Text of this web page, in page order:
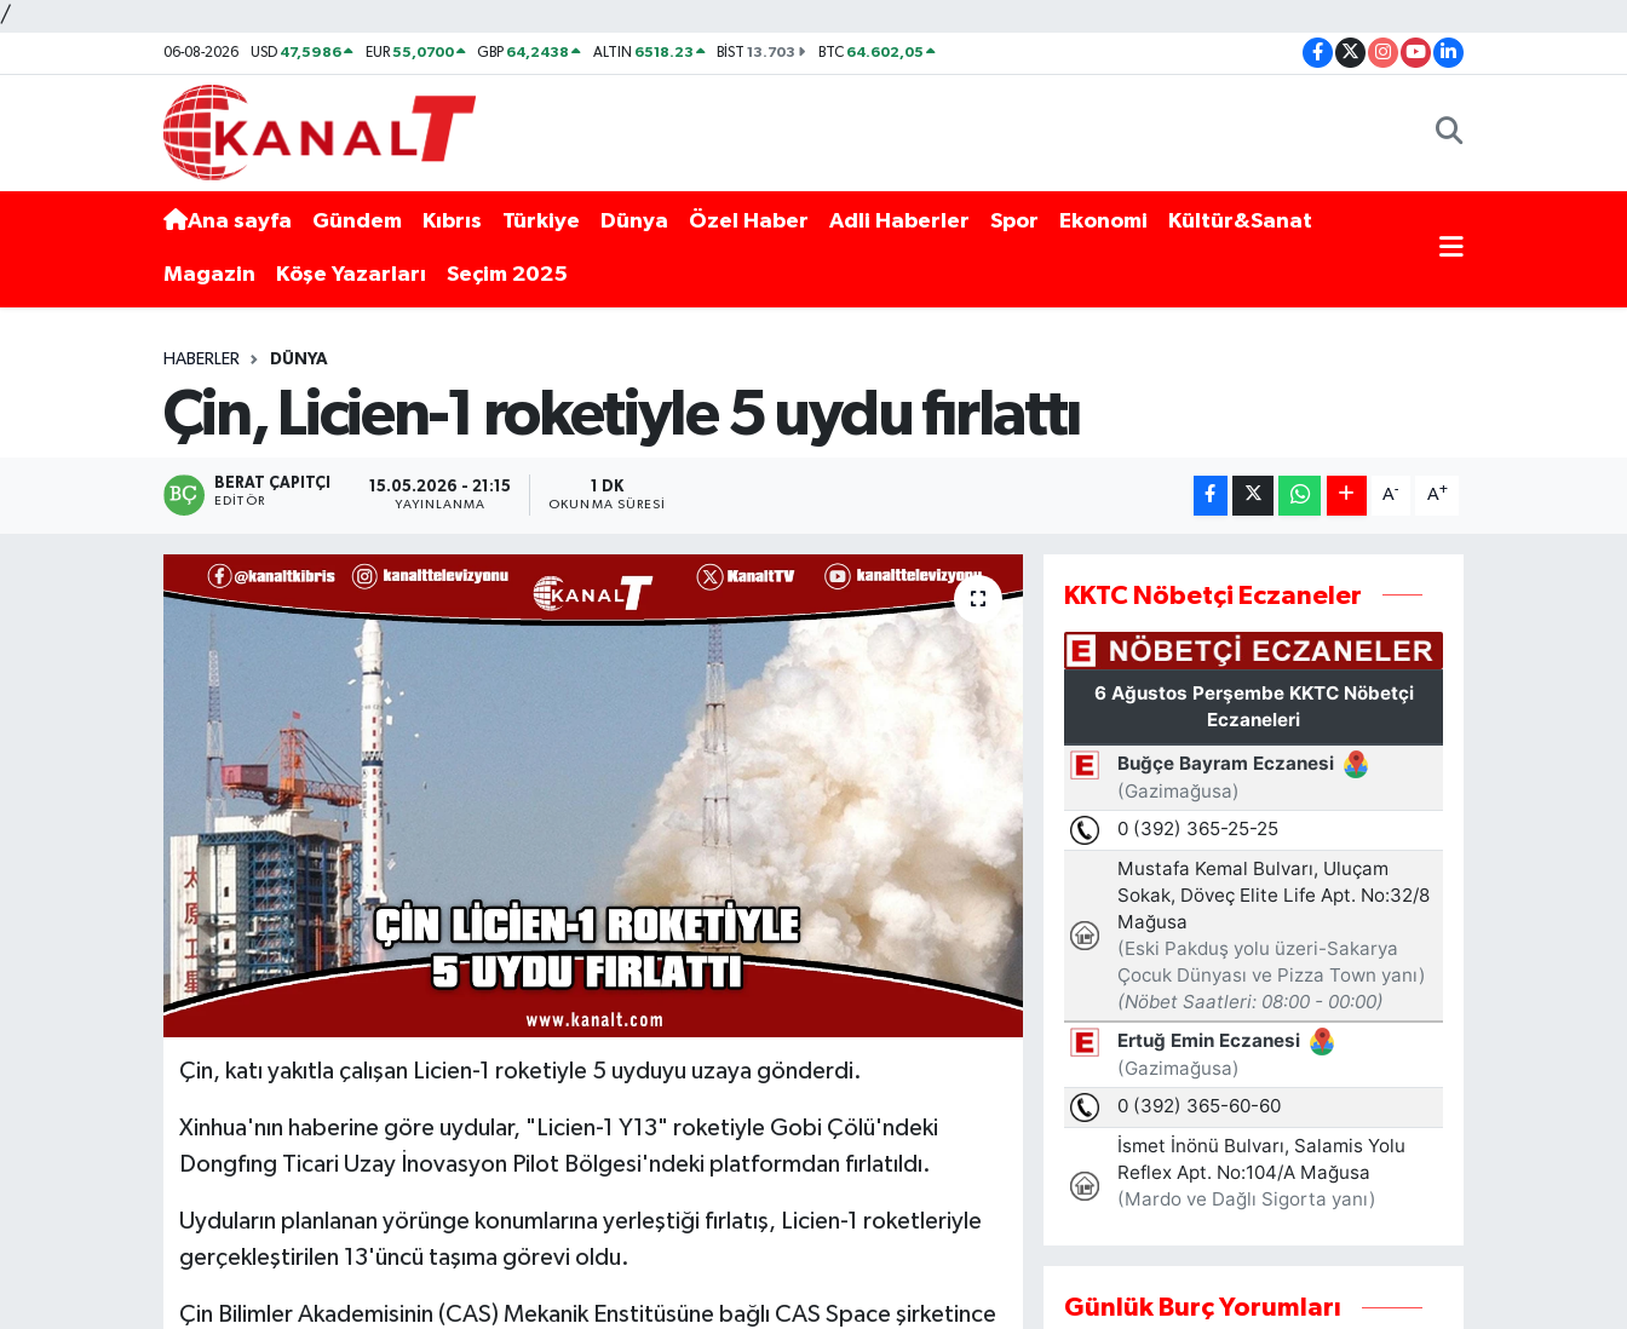
/
06-08-2026 USD 47,5986 EUR55,0700 GBP 64,2438 ALTIN 6518.23 BİST13.703 BTC 64.602,05
Ana sayfa Gündem Kıbrıs Türkiye Dünya Özel Haber Adli Haberler Spor Ekonomi Kültür&Sanat
Magazin Köşe Yazarları Seçim 2025
HABERLER DÜNYA
Çin, Licien-1 roketiyle 5 uydu fırlattı
BERAT ÇAPITÇI
EDITÖR
15.05.2026 - 21:15
YAYINLANMA
1 DK
OKUNMA SÜRESI
A- A+
Çin, katı yakıtla çalışan Licien-1 roketiyle 5 uyduyu uzaya gönderdi.
Xinhua'nın haberine göre uydular, "Licien-1 Y13" roketiyle Gobi Çölü'ndeki
Dongfıng Ticari Uzay İnovasyon Pilot Bölgesi'ndeki platformdan fırlatıldı.
Uyduların planlanan yörünge konumlarına yerleştiği fırlatış, Licien-1 roketleriyle
gerçekleştirilen 13'üncü taşıma görevi oldu.
Çin Bilimler Akademisinin (CAS) Mekanik Enstitüsüne bağlı CAS Space şirketince
KKTC Nöbetçi Eczaneler
Günlük Burç Yorumları